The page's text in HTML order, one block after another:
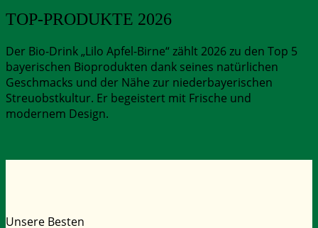
TOP-PRODUKTE 2026
Der Bio-Drink „Lilo Apfel-Birne“ zählt 2026 zu den Top 5
bayerischen Bioprodukten dank seines natürlichen
Geschmacks und der Nähe zur niederbayerischen
Streuobstkultur. Er begeistert mit Frische und
modernem Design.
Unsere Besten